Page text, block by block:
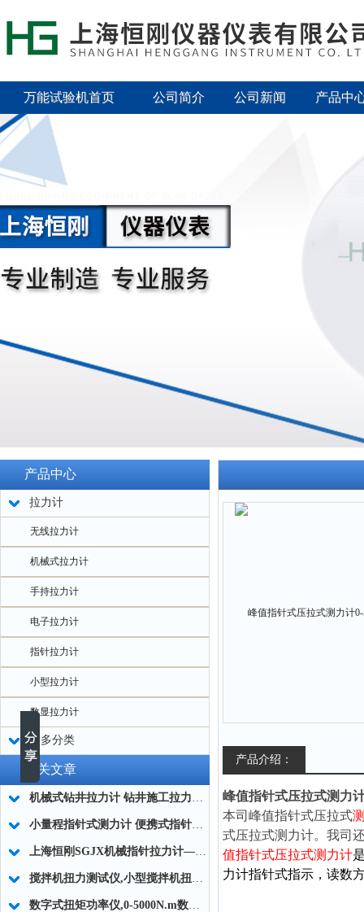
万能试验机首页 公司简介 公司新闻 产品中
产品中心
拉力计
无线拉力计
机械式拉力计
手持拉力计
电子拉力计
指针拉力计
小型拉力计
数显拉力计
更多分类
相关文章
机械式钻井拉力计 钻井施工拉力表 2.0级精度钻井现场用机械式拉力检测仪
小量程指针式测力计 便携式指针式测力计 指针式测力计小型化设计
上海恒刚SGJX机械指针拉力计——精心维护，持久耐用
搅拌机扭力测试仪,小型搅拌机扭力检测仪器,搅拌机扭矩测量设备简介
数字式扭矩功率仪,0-5000N.m数字式动态扭矩功率仪
产品介绍：
峰值指针式压拉式测力
本司峰值指针式压拉式
式压拉式测力计。我司
值指针式压拉式测力计
力计指针式指示，读数